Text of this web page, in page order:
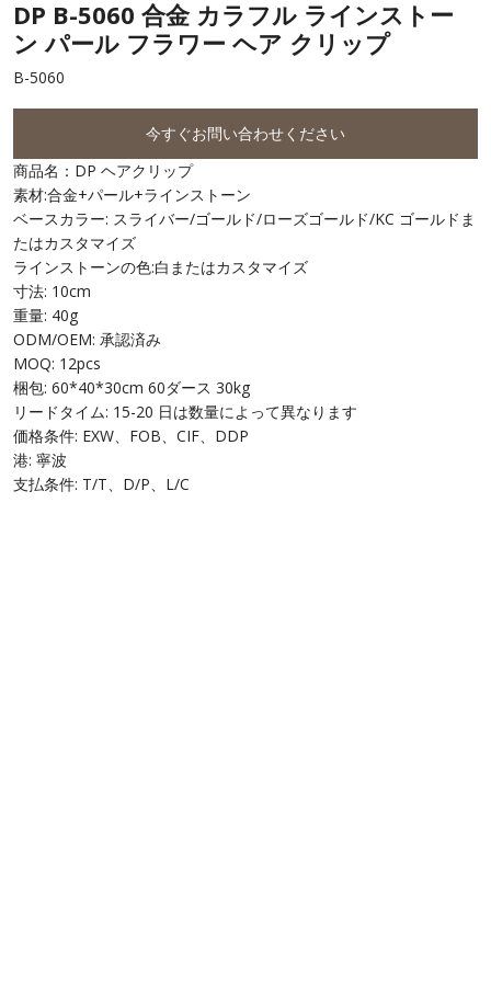
DP B-5060 合金 カラフル ラインストー
ン パール フラワー ヘア クリップ
B-5060
今すぐお問い合わせください
商品名：DP ヘアクリップ
素材:合金+パール+ラインストーン
ベースカラー: スライバー/ゴールド/ローズゴールド/KC ゴールドま
たはカスタマイズ
ラインストーンの色:白またはカスタマイズ
寸法: 10cm
重量: 40g
ODM/OEM: 承認済み
MOQ: 12pcs
梱包: 60*40*30cm 60ダース 30kg
リードタイム: 15-20 日は数量によって異なります
価格条件: EXW、FOB、CIF、DDP
港: 寧波
支払条件: T/T、D/P、L/C